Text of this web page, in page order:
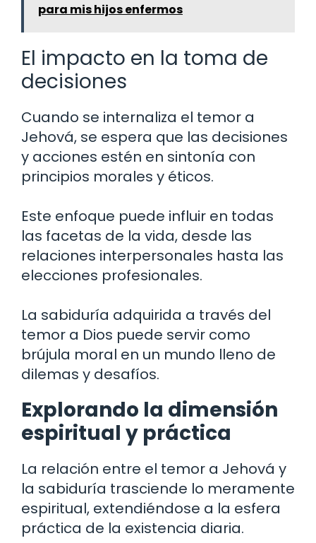
para mis hijos enfermos
El impacto en la toma de
decisiones
Cuando se internaliza el temor a
Jehová, se espera que las decisiones
y acciones estén en sintonía con
principios morales y éticos.
Este enfoque puede influir en todas
las facetas de la vida, desde las
relaciones interpersonales hasta las
elecciones profesionales.
La sabiduría adquirida a través del
temor a Dios puede servir como
brújula moral en un mundo lleno de
dilemas y desafíos.
Explorando la dimensión
espiritual y práctica
La relación entre el temor a Jehová y
la sabiduría trasciende lo meramente
espiritual, extendiéndose a la esfera
práctica de la existencia diaria.